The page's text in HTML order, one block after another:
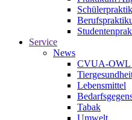
Service
News
CVUA-OWL
Lebensmittel
Tabak
Umwelt